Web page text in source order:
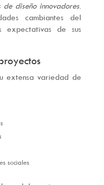
de diseño innovadores.
cambiantes del
expectativas de sus
extensa variedad de
sociales